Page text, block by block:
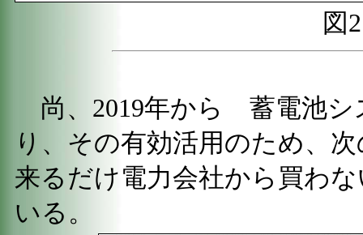
図2
尚、2019年から 蓄電池シ
り、その有効活用のため、
来るだけ電力会社から買わ
いる。